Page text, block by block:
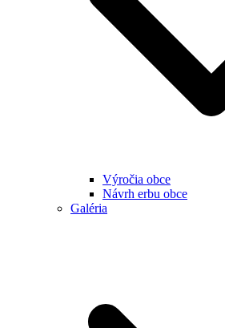
Výročia obce
Návrh erbu obce
Galéria